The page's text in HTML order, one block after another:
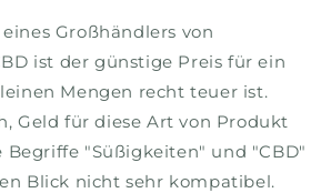
Großhändlers von
ist der günstige Preis für ein
Mengen recht teuer ist.
Geld für diese Art von Produkt
Begriffe "Süßigkeiten" und "CBD"
Blick nicht sehr kompatibel.